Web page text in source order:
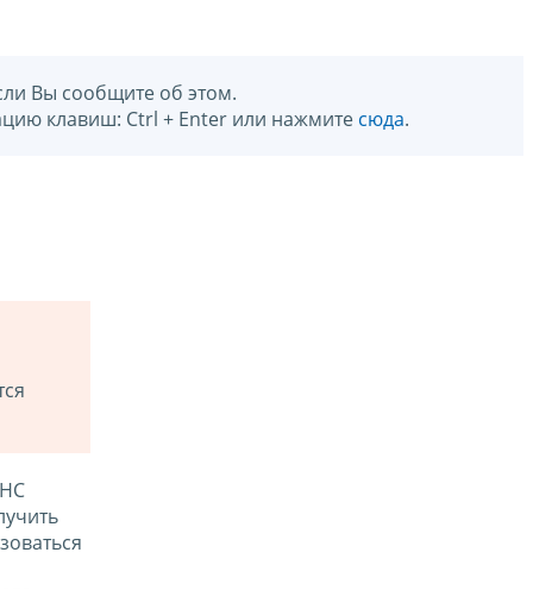
Вы сообщите об этом.
клавиш: Ctrl + Enter или нажмите сюда.